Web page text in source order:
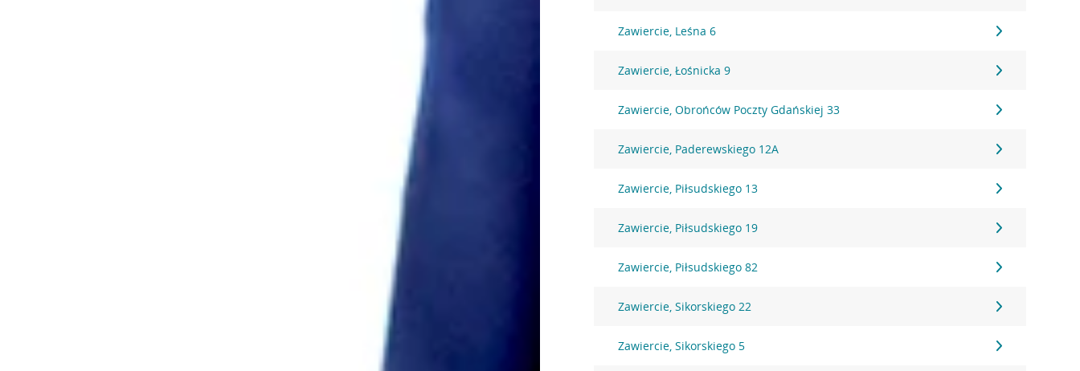
Zawiercie, Leśna 6
Zawiercie, Łośnicka 9
Zawiercie, Obrońców Poczty Gdańskiej 33
Zawiercie, Paderewskiego 12A
Zawiercie, Piłsudskiego 13
Zawiercie, Piłsudskiego 19
Zawiercie, Piłsudskiego 82
Zawiercie, Sikorskiego 22
Zawiercie, Sikorskiego 5